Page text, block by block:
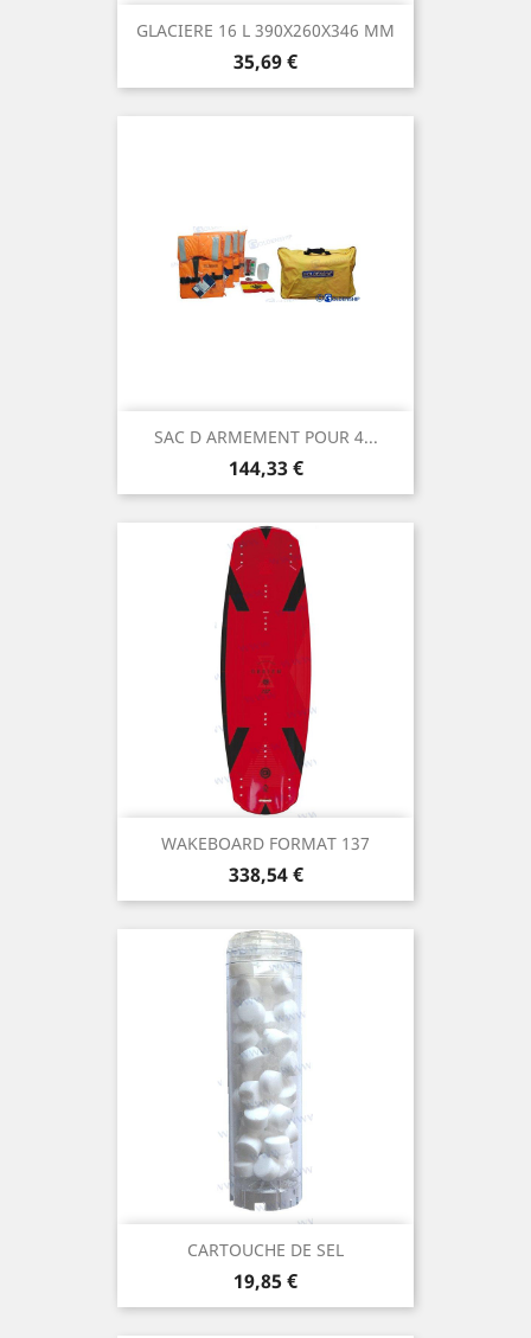
GLACIERE 16 L 390X260X346 MM
Prix
35,69 €
SAC D ARMEMENT POUR 4...
Prix
144,33 €
WAKEBOARD FORMAT 137
Prix
338,54 €
CARTOUCHE DE SEL
Prix
19,85 €